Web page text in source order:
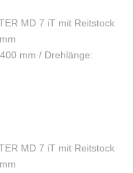
MD 7 iT mit Reitstock
mm / Drehlänge:
MD 7 iT mit Reitstock